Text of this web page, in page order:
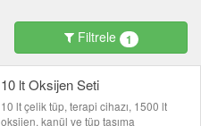
Filtrele 1
10 lt Oksijen Seti
10 lt çelik tüp, terapi cihazı, 1500 lt
oksijen, kanül ve tüp taşıma